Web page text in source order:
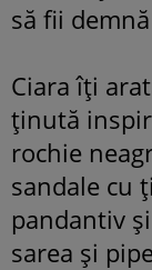
să fii
Ciara îţi
ţinută
rochie
sandale cu
pandantiv
sarea şi